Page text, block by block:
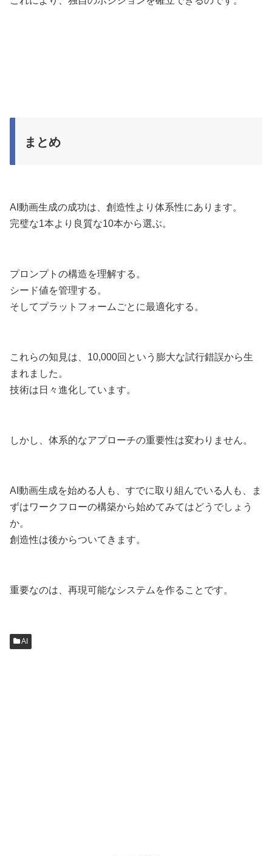
まとめ
AI動画生成の成功は、創造性より体系性にあります。
完璧な1本より良質な10本から選ぶ。
プロンプトの構造を理解する。
シード値を管理する。
そしてプラットフォームごとに最適化する。
これらの知見は、10,000回という膨大な試行錯誤から生
まれました。
技術は日々進化しています。
しかし、体系的なアプローチの重要性は変わりません。
AI動画生成を始める人も、すでに取り組んでいる人も、ま
ずはワークフローの構築から始めてみてはどうでしょう
か。
創造性は後からついてきます。
重要なのは、再現可能なシステムを作ることです。
AI